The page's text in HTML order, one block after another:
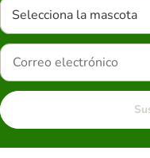
Selecciona la mascota